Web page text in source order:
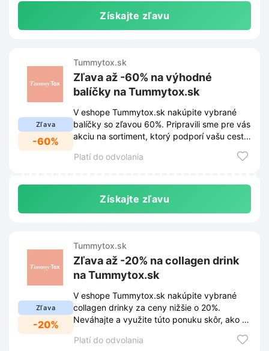
Získajte zľavu
Zľava
-60%
Tummytox.sk
Zľava až -60% na výhodné
balíčky na Tummytox.sk
V eshope Tummytox.sk nakúpite vybrané
balíčky so zľavou 60%. Pripravili sme pre vás
akciu na sortiment, ktorý podporí vašu cestu
Platí do odvolania
Získajte zľavu
Zľava
-20%
Tummytox.sk
Zľava až -20% na collagen drink
na Tummytox.sk
V eshope Tummytox.sk nakúpite vybrané
collagen drinky za ceny nižšie o 20%.
Neváhajte a využite túto ponuku skôr, ako sa
Platí do odvolania